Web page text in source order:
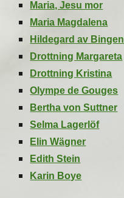
Maria, Jesu mor
Maria Magdalena
Hildegard av Bingen
Drottning Margareta
Drottning Kristina
Olympe de Gouges
Bertha von Suttner
Selma Lagerlöf
Elin Wägner
Edith Stein
Karin Boye